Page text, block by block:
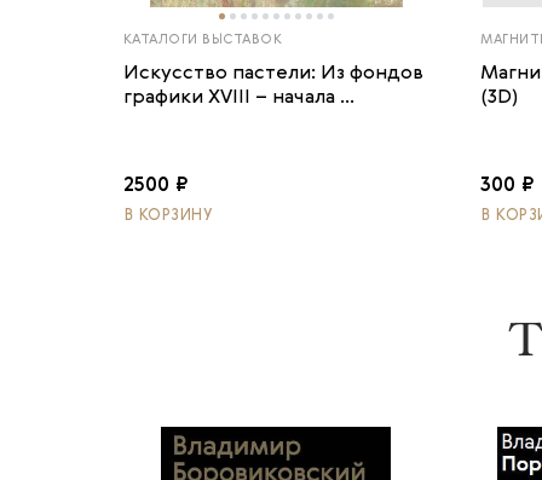
КАТАЛОГИ ВЫСТАВОК
Искусство пастели: Из фондов
графики XVIII – начала ...
2500 ₽
В КОРЗИНУ
(3D)
300 ₽
В